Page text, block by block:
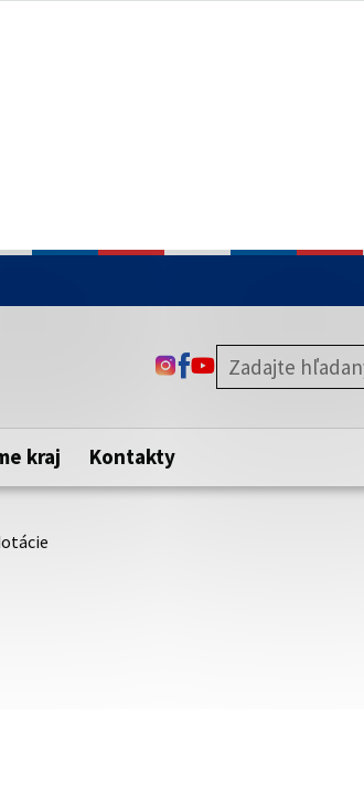
je zabezpečená
webovú stránku. Zabezpečená
názvom domény webového sídla.
ODKAZ SA OTVORÍ NA
ODKAZ SA OTVORÍ NA
ODKAZ SA OTVORÍ
kraj Kontakty